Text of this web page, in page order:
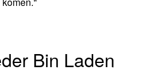
Bin Laden